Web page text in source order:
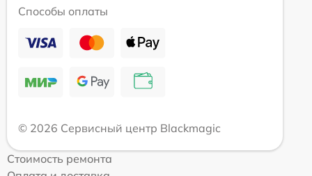
Способы оплаты
© 2026 Сервисный центр Blackmagic
Стоимость ремонта